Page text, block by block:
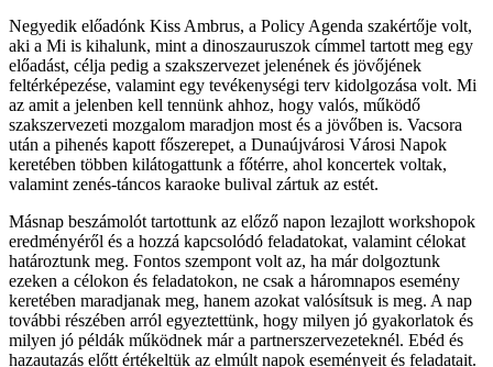
Negyedik előadónk Kiss Ambrus, a Policy Agenda szakértője volt,
aki a Mi is kihalunk, mint a dinoszauruszok címmel tartott meg egy
előadást, célja pedig a szakszervezet jelenének és jövőjének
feltérképezése, valamint egy tevékenységi terv kidolgozása volt. Mi
az amit a jelenben kell tennünk ahhoz, hogy valós, működő
szakszervezeti mozgalom maradjon most és a jövőben is. Vacsora
után a pihenés kapott főszerepet, a Dunaújvárosi Városi Napok
keretében többen kilátogattunk a főtérre, ahol koncertek voltak,
valamint zenés-táncos karaoke bulival zártuk az estét.
Másnap beszámolót tartottunk az előző napon lezajlott workshopok
eredményéről és a hozzá kapcsolódó feladatokat, valamint célokat
határoztunk meg. Fontos szempont volt az, ha már dolgoztunk
ezeken a célokon és feladatokon, ne csak a háromnapos esemény
keretében maradjanak meg, hanem azokat valósítsuk is meg. A nap
további részében arról egyeztettünk, hogy milyen jó gyakorlatok és
milyen jó példák működnek már a partnerszervezeteknél. Ebéd és
hazautazás előtt értékeltük az elmúlt napok eseményeit és feladatait.